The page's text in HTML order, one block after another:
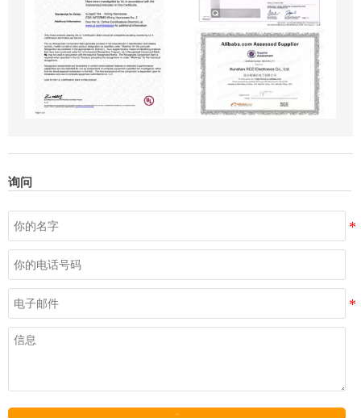
询问